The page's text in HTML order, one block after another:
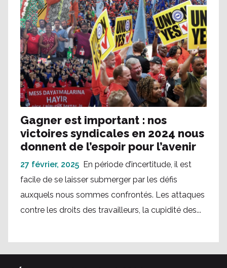
Gagner est important : nos
victoires syndicales en 2024 nous
donnent de l’espoir pour l’avenir
27 février, 2025 En période d’incertitude, il est
facile de se laisser submerger par les défis
auxquels nous sommes confrontés. Les attaques
contre les droits des travailleurs, la cupidité des...